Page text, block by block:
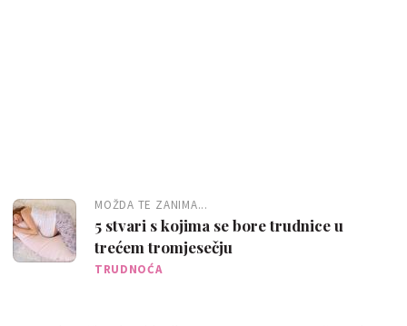
MOŽDA TE ZANIMA...
5 stvari s kojima se bore trudnice u
trećem tromjesečju
TRUDNOĆA